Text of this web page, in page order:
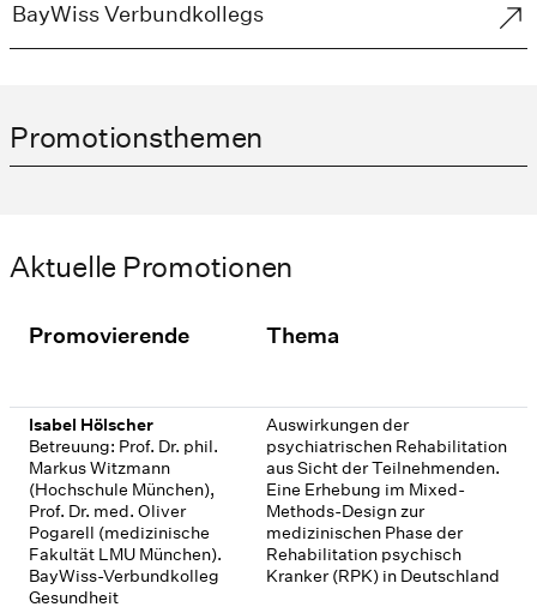
BayWiss Verbundkollegs
Promotionsthemen
Aktuelle Promotionen
Promovierende Thema
Isabel Hölscher
Betreuung: Prof. Dr. phil.
Markus Witzmann
(Hochschule München),
Prof. Dr. med. Oliver
Pogarell (medizinische
Fakultät LMU München).
BayWiss-Verbundkolleg
Gesundheit
Auswirkungen der
psychiatrischen Rehabilitation
aus Sicht der Teilnehmenden.
Eine Erhebung im Mixed-
Methods-Design zur
medizinischen Phase der
Rehabilitation psychisch
Kranker (RPK) in Deutschland